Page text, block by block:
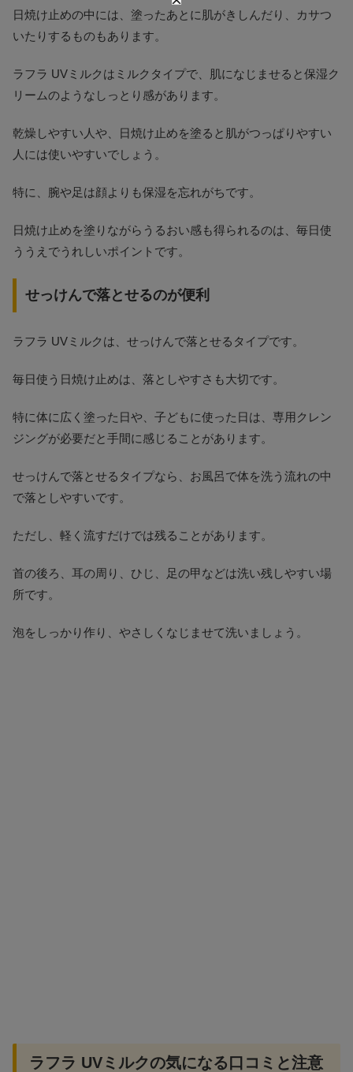
日焼け止めの中には、塗ったあとに肌がきしんだり、カサつ
いたりするものもあります。
ラフラ UVミルクはミルクタイプで、肌になじませると保湿ク
リームのようなしっとり感があります。
乾燥しやすい人や、日焼け止めを塗ると肌がつっぱりやすい
人には使いやすいでしょう。
特に、腕や足は顔よりも保湿を忘れがちです。
日焼け止めを塗りながらうるおい感も得られるのは、毎日使
ううえでうれしいポイントです。
せっけんで落とせるのが便利
ラフラ UVミルクは、せっけんで落とせるタイプです。
毎日使う日焼け止めは、落としやすさも大切です。
特に体に広く塗った日や、子どもに使った日は、専用クレン
ジングが必要だと手間に感じることがあります。
せっけんで落とせるタイプなら、お風呂で体を洗う流れの中
で落としやすいです。
ただし、軽く流すだけでは残ることがあります。
首の後ろ、耳の周り、ひじ、足の甲などは洗い残しやすい場
所です。
泡をしっかり作り、やさしくなじませて洗いましょう。
ラフラ UVミルクの気になる口コミと注意